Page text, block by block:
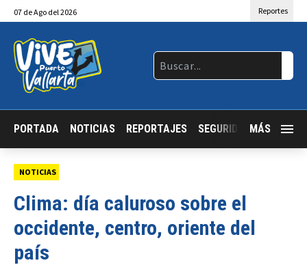
07 deAgo del 2026 Reportes
PORTADA NOTICIAS REPORTAJES SEGURIDAD JALISCO
MÁS
NOTICIAS
Clima: día caluroso sobre el
occidente, centro, oriente del
país